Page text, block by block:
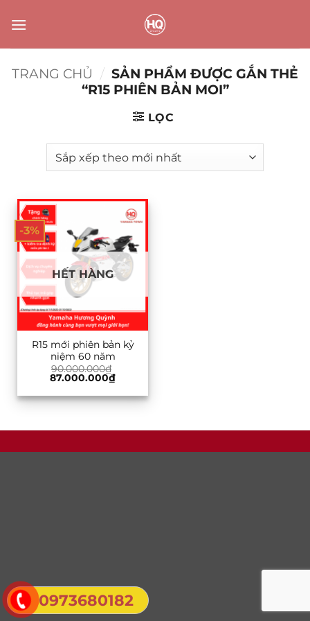
0973680182
qua
TRANG CHỦ / SẢN PHẨM ĐƯỢC GẮN THẺ
“R15 PHIÊN BẢN MOI”
LỌC
-3%
HẾT HÀNG
R15 mới phiên bản kỷ
niệm 60 năm
90.000.000₫
Giá
là:
90.000.000₫.
87.000.000₫Giá
tại
là: